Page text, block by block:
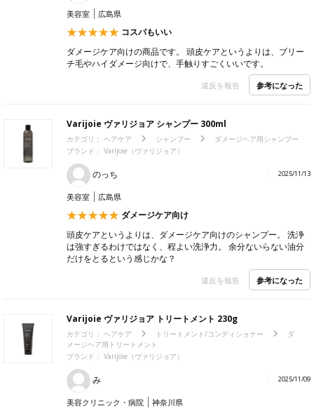
美容室 広島県
コスパもいい
ダメージケア向けの商品です。 頭皮ケアというよりは、ブリー
チ毛やハイダメージ向けで、手触りすごくいいです。
違反を報告 参考になった
Varijoie ヴァリジョア シャンプー 300ml
カテゴリ： ヘアケア シャンプー
ダメージヘア用シャンプー
ブランド： Varijoie（ヴァリジョア）
のっち 2025/11/13
美容室 広島県
ダメージケア向け
頭皮ケアというよりは、ダメージケア向けのシャンプー。 洗浄
は強すぎるわけではなく、程よい洗浄力。 余分ないらない油分
だけをとるという感じかな？
違反を報告 参考になった
Varijoie ヴァリジョア トリートメント 230g
カテゴリ： ヘアケア トリートメント/コンディショナー
ダ
メージヘア用トリートメント
ブランド： Varijoie（ヴァリジョア）
み 2025/11/09
美容クリニック・病院 神奈川県